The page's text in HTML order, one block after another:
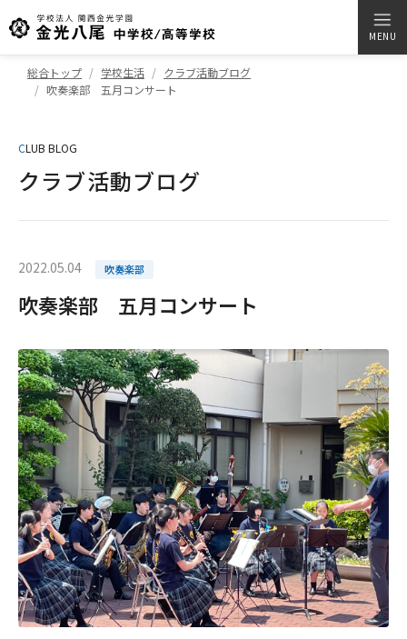
MENU
総合トップ 学校生活
クラブ活動ブログ
吹奏楽部 五月コンサート
CLUB BLOG
クラブ活動ブログ
2022.05.04 吹奏楽部
吹奏楽部 五月コンサート